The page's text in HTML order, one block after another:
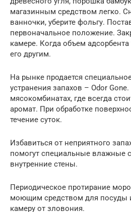
магазинным средством легко.
ванночки, уберите фольгу.
первоначальное положение.
камере. Когда объем
его другим.
На рынке продается
устранения запахов – Odor
мясокомбинатах, где всегда
аромат. При обработке
течение суток.
Избавиться от неприятного
помогут специальные влажные
внутренние стены.
Периодическое протирание
моющим средством для посуды
камеру от зловония.